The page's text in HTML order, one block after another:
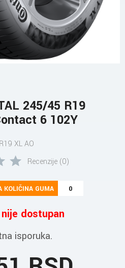
245/45 R19
6 102Y
XL AO
Recenzije (0)
KOLIČINA GUMA 0
dostupan
isporuka.